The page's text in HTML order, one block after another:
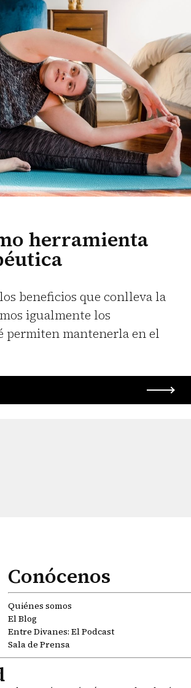
herramienta
beneficios que conlleva la
igualmente los
permiten mantenerla en el
Conócenos
Quiénes somos
El Blog
Entre Divanes: El Podcast
Sala de Prensa